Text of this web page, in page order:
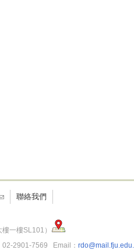
聯絡我們
一樓SL101）
2901-7569 Email：